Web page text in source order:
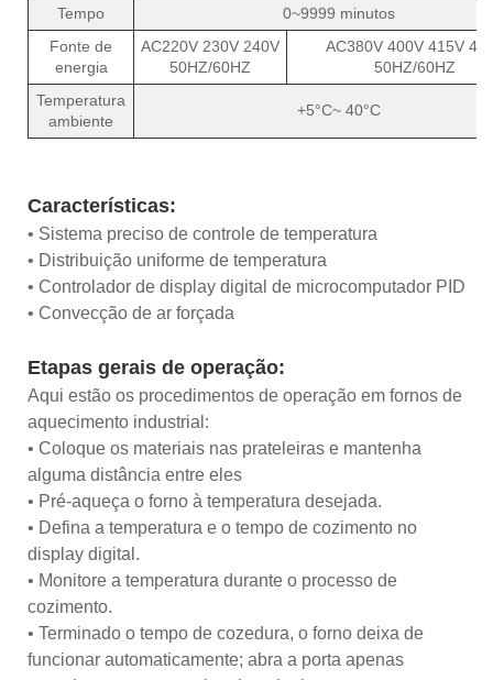
Tempo
0~9999 minutos
Fonte de
energia
AC220V 230V 240V
50HZ/60HZ
AC380V 400V 415V
50HZ/60HZ
Temperatura
ambiente
+5°C~ 40°C
Características:
• Sistema preciso de controle de temperatura
• Distribuição uniforme de temperatura
• Controlador de display digital de microcomputador PID
• Convecção de ar forçada
Etapas gerais de operação:
Aqui estão os procedimentos de operação em fornos de
aquecimento industrial:
• Coloque os materiais nas prateleiras e mantenha
alguma distância entre eles
• Pré-aqueça o forno à temperatura desejada.
• Defina a temperatura e o tempo de cozimento no
display digital.
• Monitore a temperatura durante o processo de
cozimento.
• Terminado o tempo de cozedura, o forno deixa de
funcionar automaticamente; abra a porta apenas